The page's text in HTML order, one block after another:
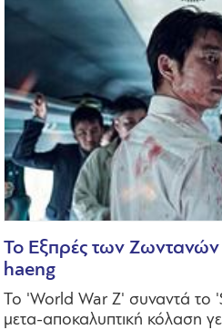
Το Εξπρές των
haeng
Το 'World War Z' συναντά το
μετα-αποκαλυπτική κόλαση